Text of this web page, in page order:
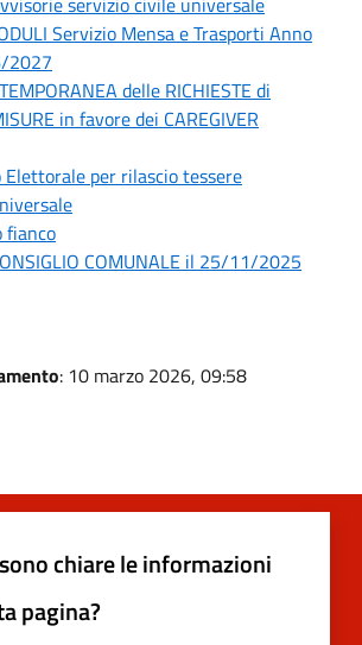
Servizio Mensa e Trasporti Anno
2027
delle RICHIESTE di
in favore dei CAREGIVER
per rilascio tessere
fianco
COMUNALE il 25/11/2025
: 10 marzo 2026, 09:58
chiare le informazioni
pagina?